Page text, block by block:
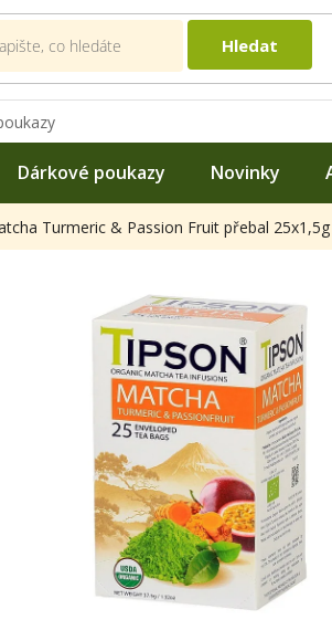
Hledat
Dárkové poukazy Novinky
Turmeric & Passion Fruit přebal 25x1,5g